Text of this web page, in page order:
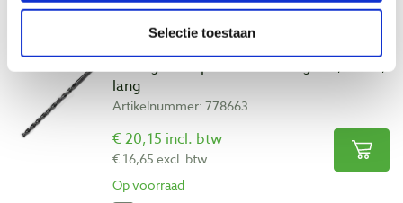
Selectie toestaan
Vergelijken
Famag houtspiraalboor hss-g Ø 7,0 mm,
lang
Artikelnummer: 778663
€ 20,15 incl. btw
€ 16,65 excl. btw
Op voorraad